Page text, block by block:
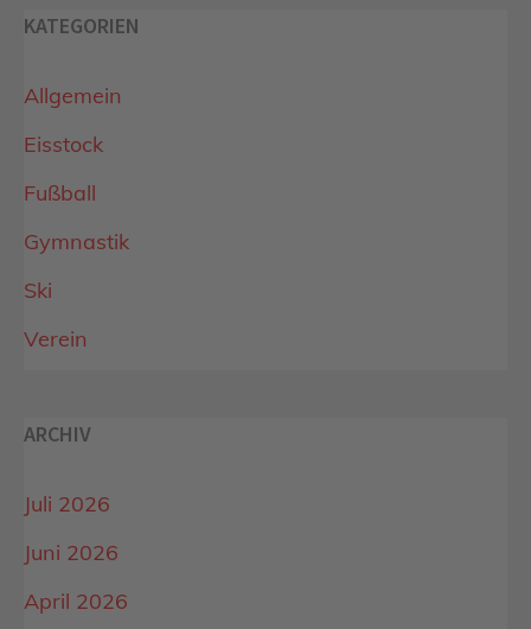
KATEGORIEN
Allgemein
Eisstock
Fußball
Gymnastik
Ski
Verein
ARCHIV
Juli 2026
Juni 2026
April 2026